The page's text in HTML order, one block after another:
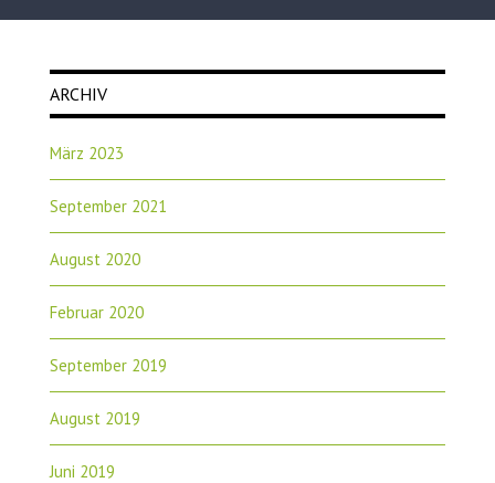
ARCHIV
März 2023
September 2021
August 2020
Februar 2020
September 2019
August 2019
Juni 2019